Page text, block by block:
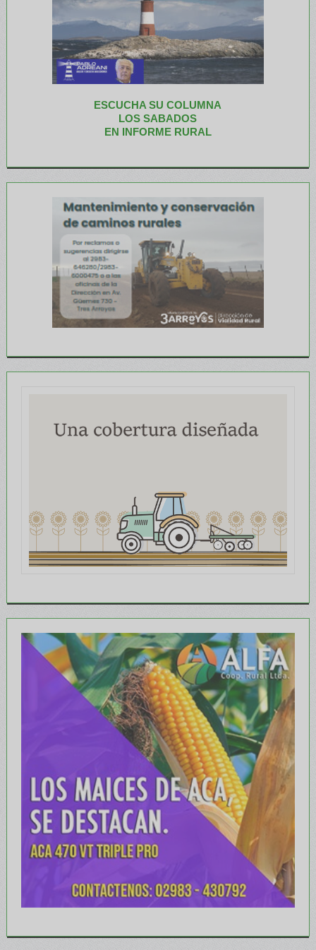
ESCUCHA SU COLUMNA
LOS SABADOS
EN INFORME RURAL